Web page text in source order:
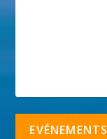
EVÉNEMENTS